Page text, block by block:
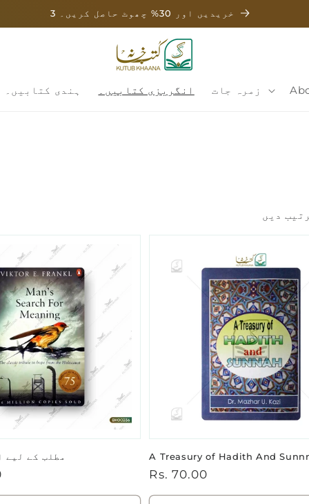
3 خریدیں اور 30% چھوٹ حاصل کریں۔
ہندی کتابیں۔ انگریزی کتابیں۔ زمرہ جات
مطلب کے لیے A Treasury of Hadith And
باقاعدہ
Rs. 70.00